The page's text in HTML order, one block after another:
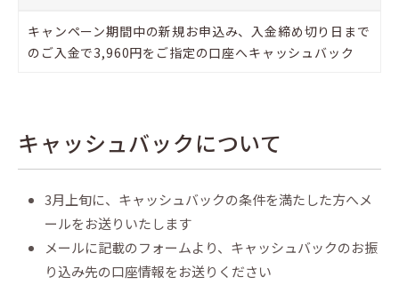
キャンペーン期間中の新規お申込み、入金締め切り日まで
のご入金で3,960円をご指定の口座へキャッシュバック
キャッシュバックについて
3月上旬に、キャッシュバックの条件を満たした方へメ
ールをお送りいたします
メールに記載のフォームより、キャッシュバックのお振
り込み先の口座情報をお送りください